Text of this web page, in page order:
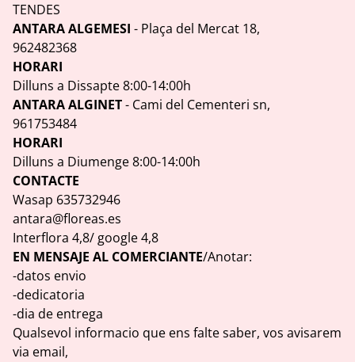
TENDES
ANTARA ALGEMESI - Plaça del Mercat 18,
962482368
HORARI
Dilluns a Dissapte 8:00-14:00h
ANTARA ALGINET- Cami del Cementeri sn,
961753484
HORARI
Dilluns a Diumenge 8:00-14:00h
CONTACTE
Wasap 635732946
antara@floreas.es
Interflora 4,8/ google 4,8
EN MENSAJE AL COMERCIANTE/Anotar:
-datos envio
-dedicatoria
-dia de entrega
Qualsevol informacio que ens falte saber, vos avisarem
via email,